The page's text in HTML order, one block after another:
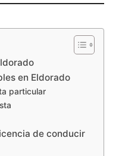
en Eldorado
particular
de conducir